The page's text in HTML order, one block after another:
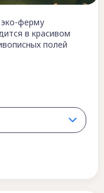
эко-ферму
в красивом
полей